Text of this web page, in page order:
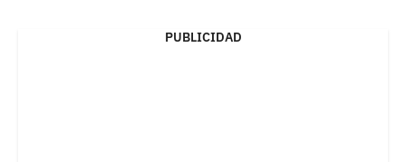
PUBLICIDAD